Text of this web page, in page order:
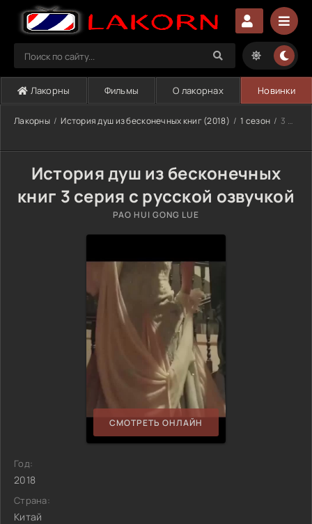
Лакорны Фильмы О лакорнах Новинки
Лакорны История душ из бесконечных книг (2018) 1 сезон 3 серия
История душ из бесконечных
книг 3 серия с русской озвучкой
PAO HUI GONG LUE
СМОТРЕТЬ ОНЛАЙН
Год:
2018
Страна:
Китай